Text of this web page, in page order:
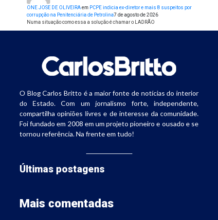
ONE JOSE DE OLIVEIRAem PCPE indicia ex-diretor e mais 8 suspeitos por
corrupção na Penitenciária de Petrolina7 de agosto de 2026
Numa situação como essa a solução é chamar o LADRÃO
O Blog Carlos Britto é a maior fonte de notícias do interior
do Estado. Com um jornalismo forte, independente,
compartilha opiniões livres e de interesse da comunidade.
Foi fundado em 2008 em um projeto pioneiro e ousado e se
tornou referência. Na frente em tudo!
Últimas postagens
Mais comentadas